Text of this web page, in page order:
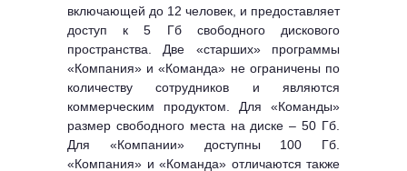
включающей до 12 человек, и предоставляет
доступ к 5 Гб свободного дискового
пространства. Две «старших» программы
«Компания» и «Команда» не ограничены по
количеству сотрудников и являются
коммерческим продуктом. Для «Команды»
размер свободного места на диске – 50 Гб.
Для «Компании» доступны 100 Гб.
«Компания» и «Команда» отличаются также